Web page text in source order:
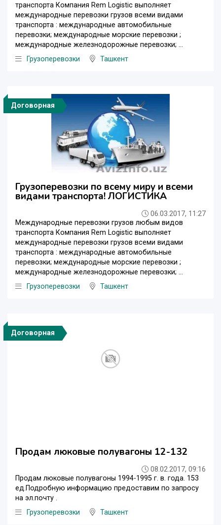
транспорта Компания Rem Logistic выполняет
международные перевозки грузов всеми видами
транспорта : международные автомобильные
перевозки; международные морские перевозки ;
международные железнодорожные перевозки; ...
Грузоперевозки
Ташкент
Договорная
Грузоперевозки по всему миру и всеми
видами транспорта! ЛОГИСТИКА
06.03.2017, 11:27
Международные перевозки грузов любым видов
транспорта Компания Rem Logistic выполняет
международные перевозки грузов всеми видами
транспорта : международные автомобильные
перевозки; международные морские перевозки ;
международные железнодорожные перевозки; ...
Грузоперевозки
Ташкент
Договорная
Продам люковые полувагоны 12-132
08.02.2017, 09:16
Продам люковые полувагоны 1994-1995 г. в. года. 153
ед.Подробную информацию предоставим по запросу
на эл.почту .
Грузоперевозки
Ташкент